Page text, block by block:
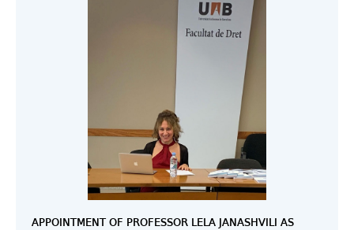
APPOINTMENT OF PROFESSOR LELA JANASHVILI AS